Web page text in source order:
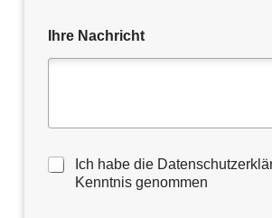
Ihre Nachricht
D
Ich habe die
Kenntnis genommen